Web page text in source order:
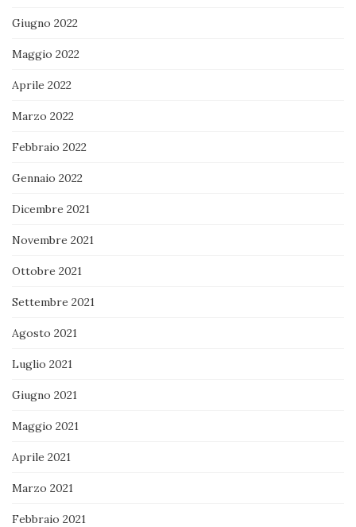
Giugno 2022
Maggio 2022
Aprile 2022
Marzo 2022
Febbraio 2022
Gennaio 2022
Dicembre 2021
Novembre 2021
Ottobre 2021
Settembre 2021
Agosto 2021
Luglio 2021
Giugno 2021
Maggio 2021
Aprile 2021
Marzo 2021
Febbraio 2021